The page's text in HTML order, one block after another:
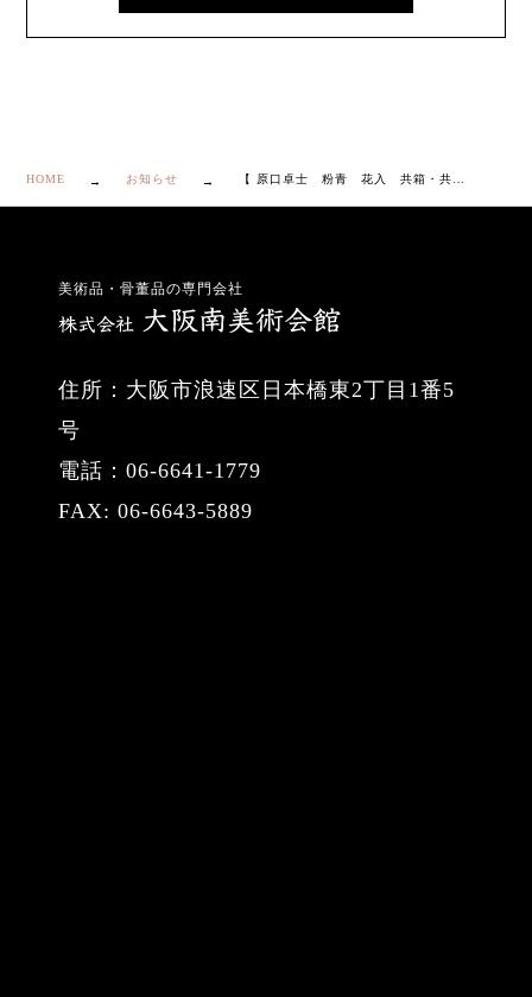
HOME お知らせ
美術品・骨董品の専門会社
住所：大阪市浪速区日本橋東2丁目1番5
号
電話：06-6641-1779
FAX: 06-6643-5889